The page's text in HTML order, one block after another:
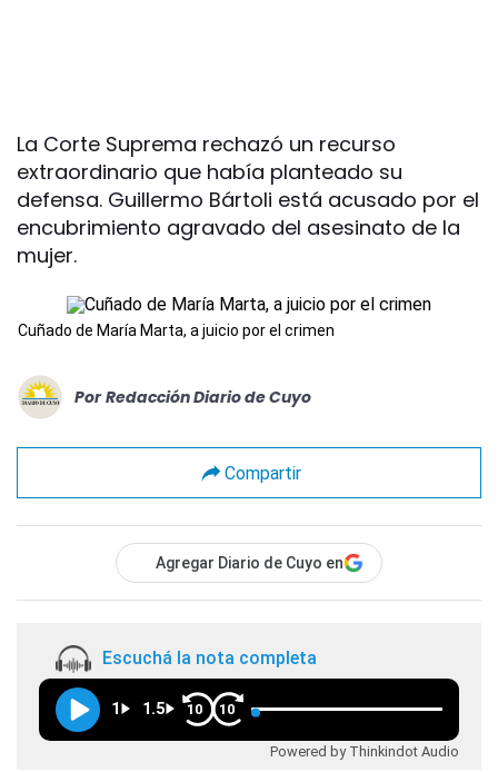
La Corte Suprema rechazó un recurso
extraordinario que había planteado su
defensa. Guillermo Bártoli está acusado por el
encubrimiento agravado del asesinato de la
mujer.
Cuñado de María Marta, a juicio por el crimen
Por Redacción Diario de Cuyo
Compartir
Agregar Diario de Cuyo en
Escuchá la nota completa
1 1.5 10 10
Powered by Thinkindot Audio